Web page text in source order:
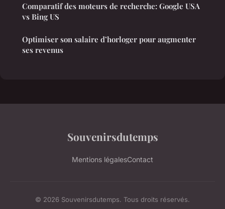
Comparatif des moteurs de recherche: Google USA
vs Bing US
Optimiser son salaire d’horloger pour augmenter
ses revenus
Souvenirsdutemps
Mentions légalesContact
© 2026 Souvenirsdutemps. Tous droits réservés.